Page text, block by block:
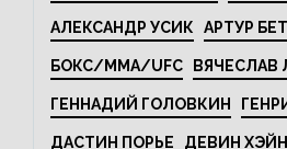
АЛЕКСАНДР УСИК АРТУР
БОКС/MMA/UFC ВЯЧЕСЛАВ
ГЕННАДИЙ ГОЛОВКИН
ДАСТИН ПОРЬЕ ДЕВИН